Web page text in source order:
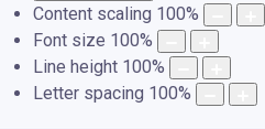
Content scaling 100%
Font size 100%
Line height 100%
Letter spacing 100%